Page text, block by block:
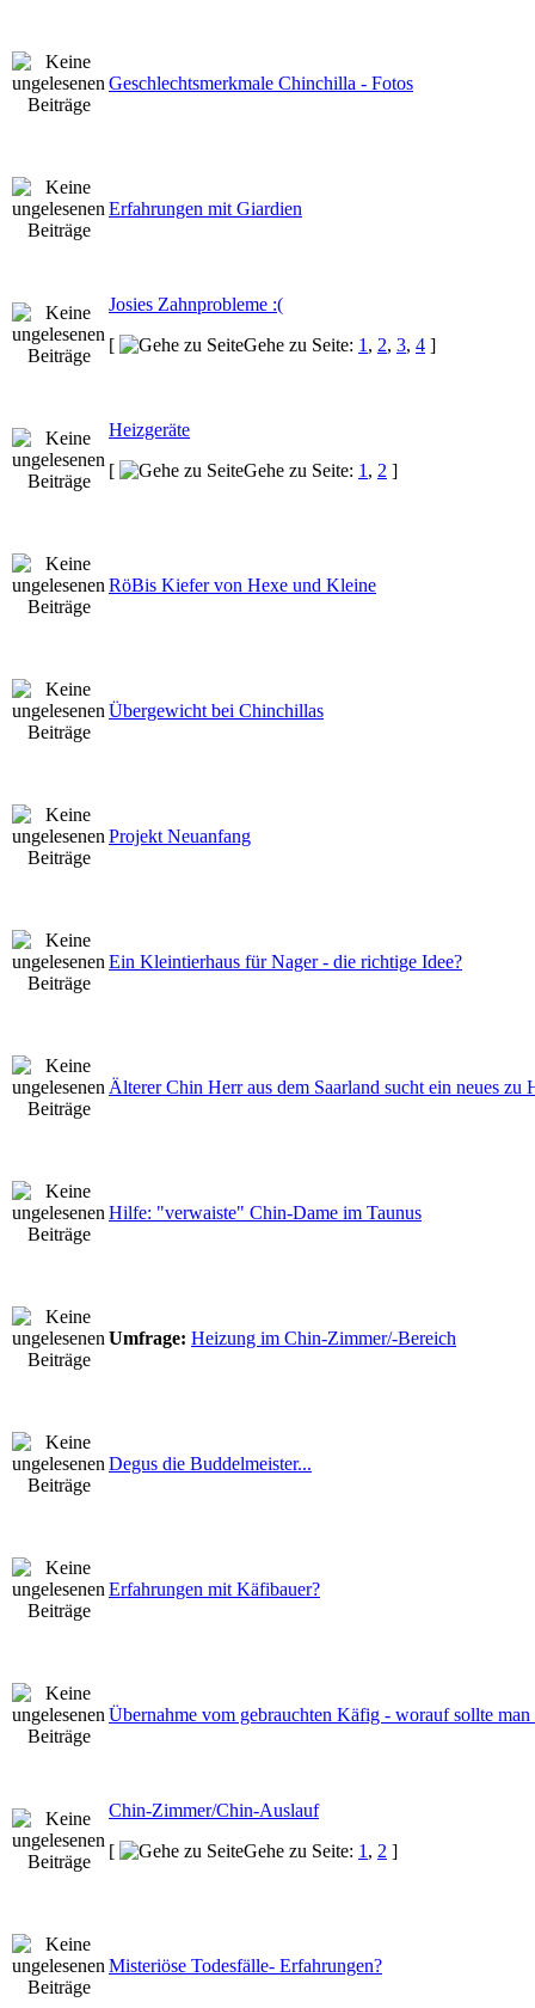
Geschlechtsmerkmale Chinchilla - Fotos
Erfahrungen mit Giardien
Josies Zahnprobleme :(
[
Gehe zu Seite: 1 , 2, 3, 4 ]
Heizgeräte
[
Gehe zu Seite: 1 , 2 ]
RöBis Kiefer von Hexe und Kleine
Übergewicht bei Chinchillas
Projekt Neuanfang
Ein Kleintierhaus für Nager - die richtige Idee?
Älterer Chin Herr aus dem Saarland sucht ein neues zu
Hilfe: "verwaiste" Chin-Dame im Taunus
Umfrage: Heizung im Chin-Zimmer/-Bereich
Degus die Buddelmeister...
Erfahrungen mit Käfibauer?
Übernahme vom gebrauchten Käfig - worauf sollte man
Chin-Zimmer/Chin-Auslauf
[
Gehe zu Seite: 1 , 2 ]
Misteriöse Todesfälle- Erfahrungen?